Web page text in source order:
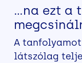
…na ezt a
A
látszólag